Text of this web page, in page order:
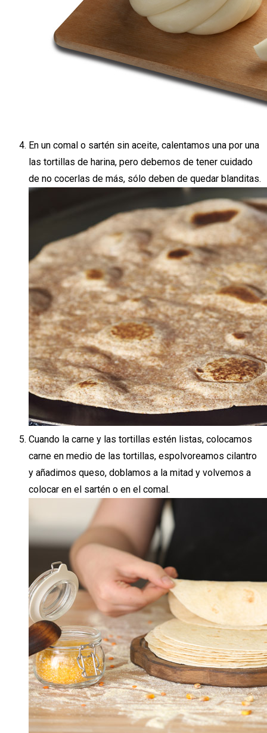
En un comal o sartén sin aceite, calentamos una por una
las tortillas de harina, pero debemos de tener cuidado
de no cocerlas de más, sólo deben de quedar blanditas.
Cuando la carne y las tortillas estén listas, colocamos
carne en medio de las tortillas, espolvoreamos cilantro
y añadimos queso, doblamos a la mitad y volvemos a
colocar en el sartén o en el comal.